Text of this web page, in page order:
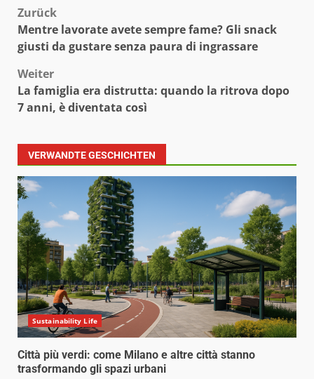
Beitragsnavigation
Zurück
Mentre lavorate avete sempre fame? Gli snack
giusti da gustare senza paura di ingrassare
Weiter
La famiglia era distrutta: quando la ritrova dopo
7 anni, è diventata così
VERWANDTE GESCHICHTEN
Sustainability Life
Città più verdi: come Milano e altre città stanno
trasformando gli spazi urbani